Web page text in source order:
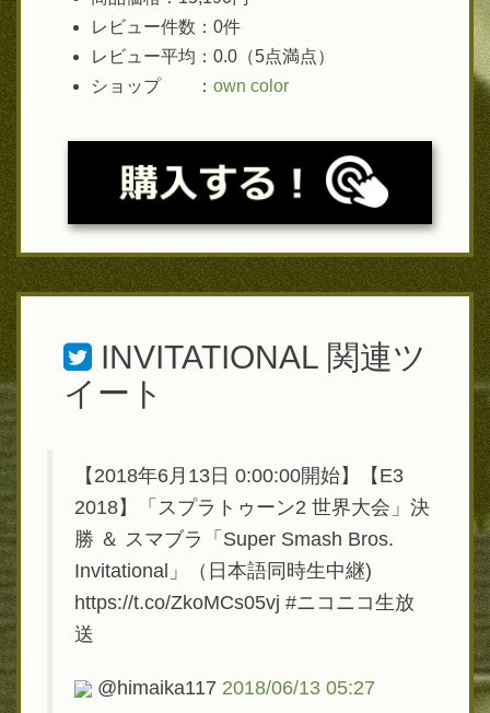
レビュー件数：0件
レビュー平均：0.0（5点満点）
ショップ ： own color
INVITATIONAL 関連ツ
イート
【2018年6月13日 0:00:00開始】【E3
2018】「スプラトゥーン2 世界大会」決
勝 ＆ スマブラ「Super Smash Bros.
Invitational」（日本語同時生中継)
https://t.co/ZkoMCs05vj #ニコニコ生放
送
@himaika117 2018/06/13 05:27